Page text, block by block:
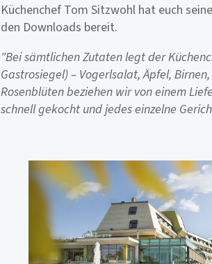
Küchenchef Tom Sitzwohl hat euch
den Downloads bereit.
"Bei sämtlichen Zutaten legt der
Gastrosiegel) – Vogerlsalat, Äpfel,
Rosenblüten beziehen wir von einem
schnell gekocht und jedes einzelne